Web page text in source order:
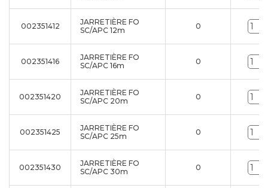
002351412
JARRETIÈRE FO
SC/APC 12m
0
002351416
JARRETIÈRE FO
SC/APC 16m
0
002351420
JARRETIÈRE FO
SC/APC 20m
0
002351425
JARRETIÈRE FO
SC/APC 25m
0
002351430
JARRETIÈRE FO
SC/APC 30m
0